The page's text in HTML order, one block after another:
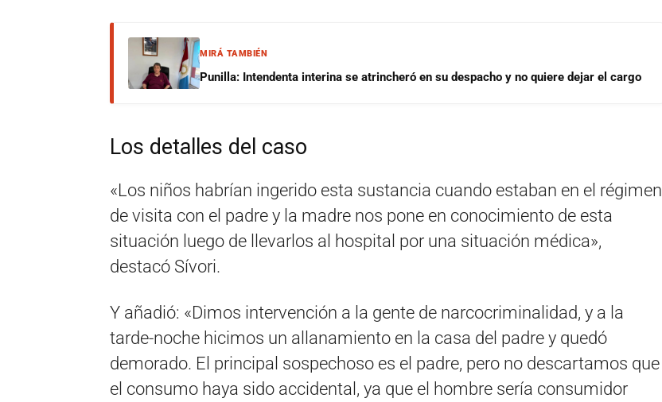
MIRÁ TAMBIÉN
Punilla: Intendenta interina se atrincheró en su despacho y no quiere dejar el cargo
Los detalles del caso
«Los niños habrían ingerido esta sustancia cuando estaban en el régimen
de visita con el padre y la madre nos pone en conocimiento de esta
situación luego de llevarlos al hospital por una situación médica»,
destacó Sívori.
Y añadió: «Dimos intervención a la gente de narcocriminalidad, y a la
tarde-noche hicimos un allanamiento en la casa del padre y quedó
demorado. El principal sospechoso es el padre, pero no descartamos que
el consumo haya sido accidental, ya que el hombre sería consumidor